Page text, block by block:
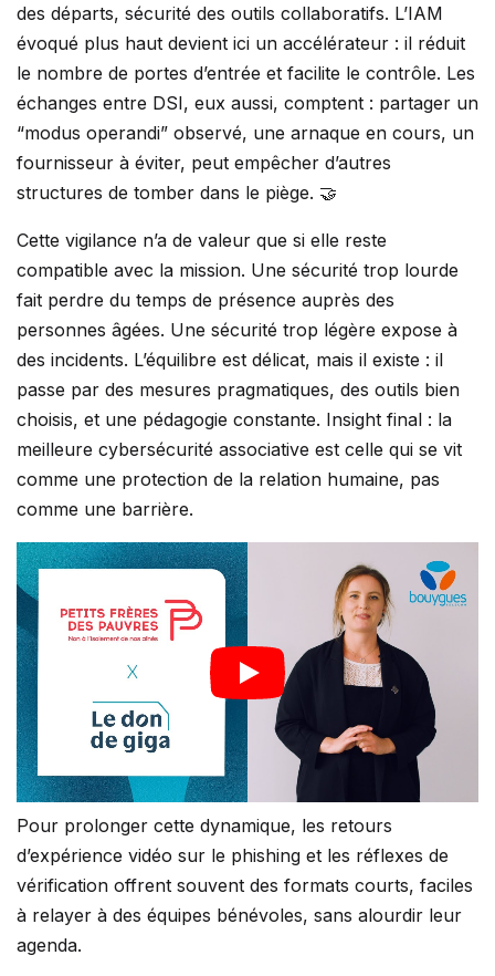
des départs, sécurité des outils collaboratifs. L’IAM
évoqué plus haut devient ici un accélérateur : il réduit
le nombre de portes d’entrée et facilite le contrôle. Les
échanges entre DSI, eux aussi, comptent : partager un
“modus operandi” observé, une arnaque en cours, un
fournisseur à éviter, peut empêcher d’autres
structures de tomber dans le piège. 🤝
Cette vigilance n’a de valeur que si elle reste
compatible avec la mission. Une sécurité trop lourde
fait perdre du temps de présence auprès des
personnes âgées. Une sécurité trop légère expose à
des incidents. L’équilibre est délicat, mais il existe : il
passe par des mesures pragmatiques, des outils bien
choisis, et une pédagogie constante. Insight final : la
meilleure cybersécurité associative est celle qui se vit
comme une protection de la relation humaine, pas
comme une barrière.
Pour prolonger cette dynamique, les retours
d’expérience vidéo sur le phishing et les réflexes de
vérification offrent souvent des formats courts, faciles
à relayer à des équipes bénévoles, sans alourdir leur
agenda.